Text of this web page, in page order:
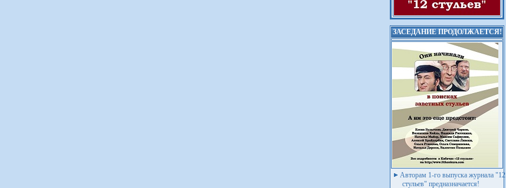
ЗАСЕДАНИЕ ПРОДОЛЖАЕТСЯ!
Авторам 1-го выпуска журнала "12
стульев" предназначается!